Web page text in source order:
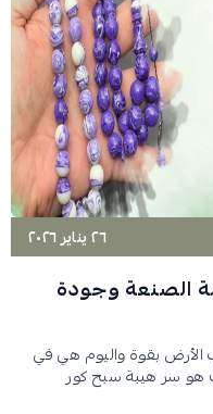
٢٦ يناير ٢٠٢٦
الصنعة وجودة
بقوة واليوم هي في
هو سر هيبة سبح كور